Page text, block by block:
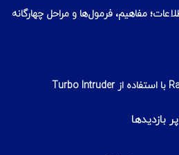
مفاهیم، فرمول‌ها و مراحل چهارگانه
پر بازدیدها